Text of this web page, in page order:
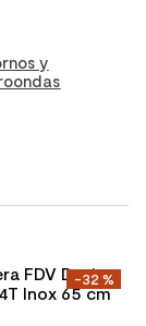
y
-32 %